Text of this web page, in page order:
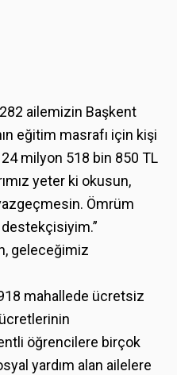
ailemizin Başkent
eğitim masrafı için kişi
24 milyon 518 bin 850 TL
yeter ki okusun,
Ömrüm
geleceğimiz
mahallede ücretsiz
öğrencilere birçok
yardım alan ailelere